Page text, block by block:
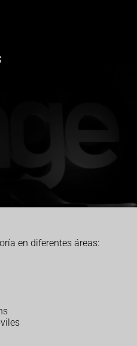
en diferentes áreas: